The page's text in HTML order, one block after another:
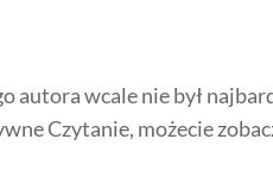
autora wcale nie był
Czytanie, możecie